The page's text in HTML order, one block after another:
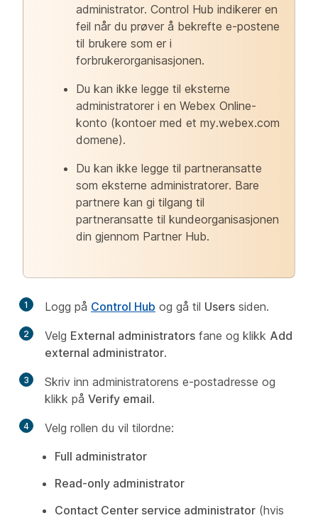
administrator. Control Hub indikerer en
feil når du prøver å bekrefte e-postene
til brukere som er i
forbrukerorganisasjonen.
Du kan ikke legge til eksterne
administratorer i en Webex Online-
konto (kontoer med et my.webex.com
domene).
Du kan ikke legge til partneransatte
som eksterne administratorer. Bare
partnere kan gi tilgang til
partneransatte til kundeorganisasjonen
din gjennom Partner Hub.
1 Logg på Control Hub og gå til Users siden.
2 Velg External administrators fane og klikk Add
external administrator.
3
Skriv inn administratorens e-postadresse og
klikk på Verify email.
4
Velg rollen du vil tilordne:
Full administrator
Read-only administrator
Contact Center service administrator (hvis